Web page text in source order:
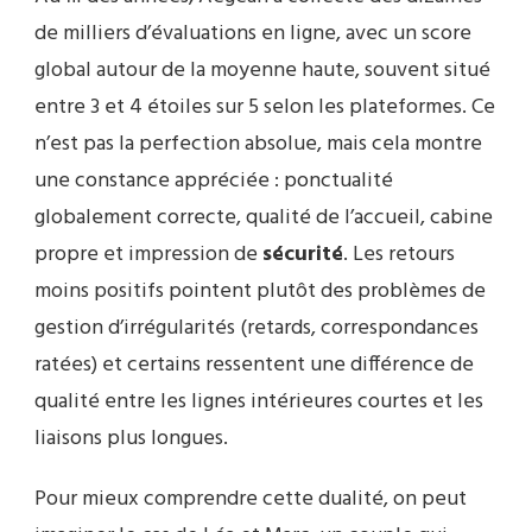
de milliers d’évaluations en ligne, avec un score
global autour de la moyenne haute, souvent situé
entre 3 et 4 étoiles sur 5 selon les plateformes. Ce
n’est pas la perfection absolue, mais cela montre
une constance appréciée : ponctualité
globalement correcte, qualité de l’accueil, cabine
propre et impression de sécurité. Les retours
moins positifs pointent plutôt des problèmes de
gestion d’irrégularités (retards, correspondances
ratées) et certains ressentent une différence de
qualité entre les lignes intérieures courtes et les
liaisons plus longues.
Pour mieux comprendre cette dualité, on peut